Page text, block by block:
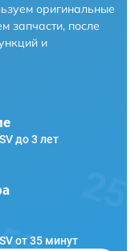
оригинальные
запчасти, после
и
до 3 лет
от 35 минут